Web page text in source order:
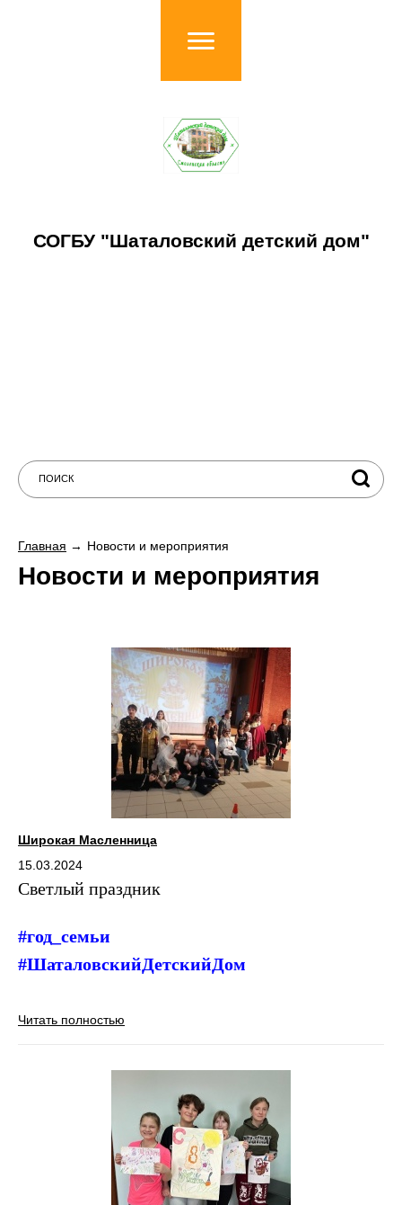
СОГБУ "Шаталовский детский дом"
Главная Новости и мероприятия
Новости и мероприятия
Широкая Масленница
15.03.2024
Светлый праздник
#год_семьи
#ШаталовскийДетскийДом
Читать полностью